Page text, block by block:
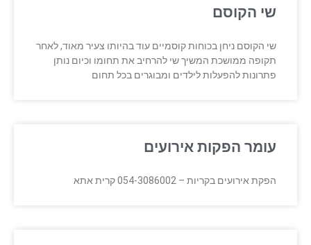
שי הקוסם
שי הקוסם ניחן בכוחות קוסמיים עוד בהיותו צעיר מאוד, לאחר
תקופה ממושכת המשיך שי להרחיב את תחומו וכיום נותן
פתרונות להפעלות לילדים ומבוגרים בכל תחום
עומר הפקות אירועים
הפקת אירועים בקריות – 054-3086002 קרית אתא